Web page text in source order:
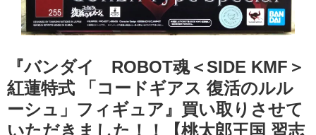
『バンダイ ROBOT魂＜SIDE ​KMF＞
​紅蓮特式 ​「コードギアス ​復活のルル
ーシュ」フィギュア』買い取りさせて
いただきました！！【桃太郎王国 習志